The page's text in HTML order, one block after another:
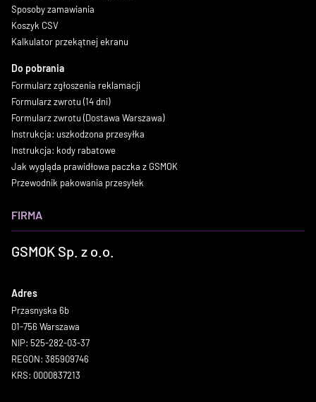
Sposoby zamawiania
Koszyk CSV
Kalkulator przekątnej ekranu
Do pobrania
Formularz zgłoszenia reklamacji
Formularz zwrotu (14 dni)
Formularz zwrotu (Dostawa Warszawa)
Instrukcja: uszkodzona przesyłka
Instrukcja: kody rabatowe
Jak wygląda prawidłowa paczka z GSMOK
Przewodnik pakowania przesyłek
FIRMA
GSMOK Sp. z o.o.
Adres
Przasnyska 6b
01-756 Warszawa
NIP: 525-282-03-37
REGON: 385909746
KRS: 0000837213